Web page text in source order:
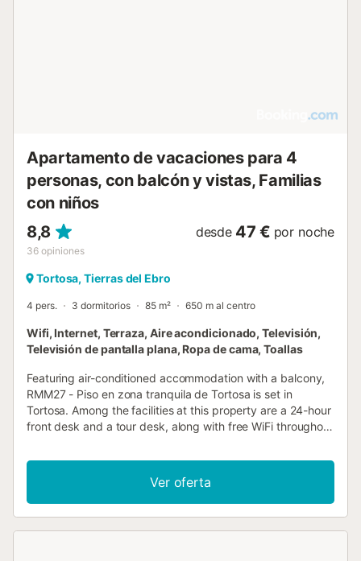
Apartamento de vacaciones para 4
personas, con balcón y vistas, Familias
con niños
8,8
36 opiniones
desde 47 € por noche
Tortosa, Tierras del Ebro
4 pers. 3 dormitorios 85 m² 650 m al centro
Wifi, Internet, Terraza, Aire acondicionado, Televisión,
Televisión de pantalla plana, Ropa de cama, Toallas
Featuring air-conditioned accommodation with a balcony,
RMM27 - Piso en zona tranquila de Tortosa is set in
Tortosa. Among the facilities at this property are a 24-hour
front desk and a tour desk, along with free WiFi throughout
Ver oferta